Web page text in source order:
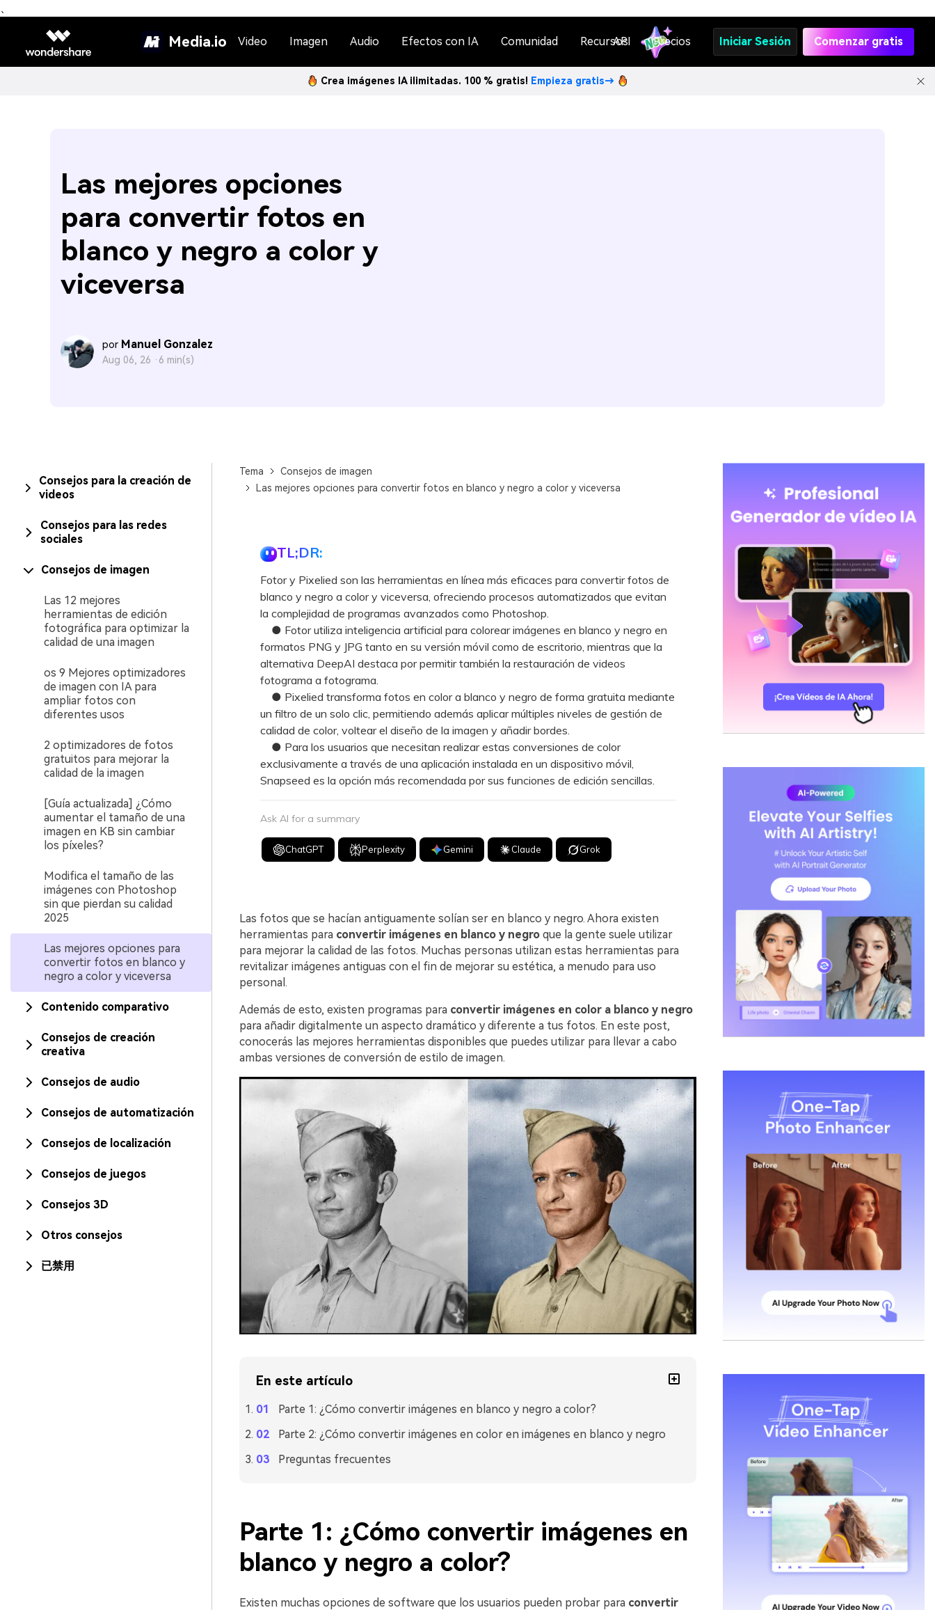
、
Media.io Video Imagen Audio Efectos con IA Comunidad Recursos
API Precios Iniciar Sesión Comenzar gratis
Crea imágenes IA ilimitadas. 100 % gratis! Empieza gratis→
Las mejores opciones
para convertir fotos en
blanco y negro a color y
viceversa
por Manuel Gonzalez
Aug 06, 26 · 6 min(s)
Consejos para la creación de
videos
Consejos para las redes
sociales
Consejos de imagen
Las 12 mejores
herramientas de edición
fotográfica para optimizar la
calidad de una imagen
os 9 Mejores optimizadores
de imagen con IA para
ampliar fotos con
diferentes usos
2 optimizadores de fotos
gratuitos para mejorar la
calidad de la imagen
[Guía actualizada] ¿Cómo
aumentar el tamaño de una
imagen en KB sin cambiar
los píxeles?
Modifica el tamaño de las
imágenes con Photoshop
sin que pierdan su calidad
2025
Las mejores opciones para
convertir fotos en blanco y
negro a color y viceversa
Contenido comparativo
Consejos de creación
creativa
Consejos de audio
Consejos de automatización
Consejos de localización
Consejos de juegos
Consejos 3D
Otros consejos
已禁用
Tema
Consejos de imagen
Las mejores opciones para convertir fotos en blanco y negro a color y viceversa
TL;DR:
Fotor y Pixelied son las herramientas en línea más eficaces para convertir fotos de
blanco y negro a color y viceversa, ofreciendo procesos automatizados que evitan
la complejidad de programas avanzados como Photoshop.
● Fotor utiliza inteligencia artificial para colorear imágenes en blanco y negro en
formatos PNG y JPG tanto en su versión móvil como de escritorio, mientras que la
alternativa DeepAI destaca por permitir también la restauración de videos
fotograma a fotograma.
● Pixelied transforma fotos en color a blanco y negro de forma gratuita mediante
un filtro de un solo clic, permitiendo además aplicar múltiples niveles de gestión de
calidad de color, voltear el diseño de la imagen y añadir bordes.
● Para los usuarios que necesitan realizar estas conversiones de color
exclusivamente a través de una aplicación instalada en un dispositivo móvil,
Snapseed es la opción más recomendada por sus funciones de edición sencillas.
Ask AI for a summary
ChatGPT Perplexity Gemini Claude Grok
Las fotos que se hacían antiguamente solían ser en blanco y negro. Ahora existen
herramientas para convertir imágenes en blanco y negroque la gente suele utilizar
para mejorar la calidad de las fotos. Muchas personas utilizan estas herramientas para
revitalizar imágenes antiguas con el fin de mejorar su estética, a menudo para uso
personal.
Además de esto, existen programas para convertir imágenes en color a blanco y negro
para añadir digitalmente un aspecto dramático y diferente a tus fotos. En este post,
conocerás las mejores herramientas disponibles que puedes utilizar para llevar a cabo
ambas versiones de conversión de estilo de imagen.
En este artículo
Parte 1: ¿Cómo convertir imágenes en blanco y negro a color?
Parte 2: ¿Cómo convertir imágenes en color en imágenes en blanco y negro
Preguntas frecuentes
Parte 1: ¿Cómo convertir imágenes en
blanco y negro a color?
Existen muchas opciones de software que los usuarios pueden probar para convertir